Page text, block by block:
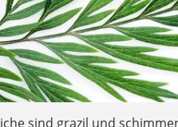
sind grazil und